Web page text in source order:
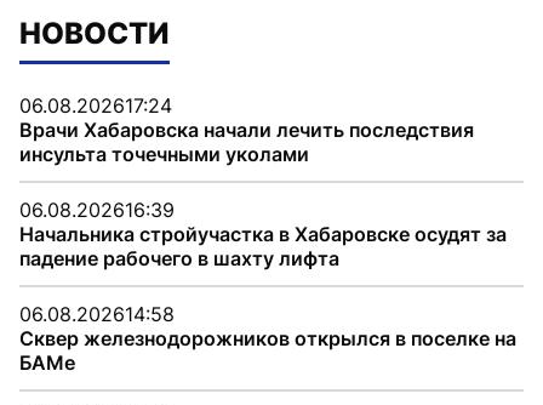
НОВОСТИ
06.08.202617:24
Врачи Хабаровска начали лечить последствия
инсульта точечными уколами
06.08.202616:39
Начальника стройучастка в Хабаровске осудят за
падение рабочего в шахту лифта
06.08.202614:58
Сквер железнодорожников открылся в поселке на
БАМе